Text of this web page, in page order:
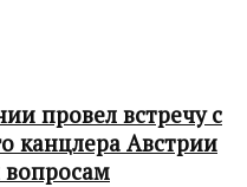
провел встречу с
канцлера Австрии